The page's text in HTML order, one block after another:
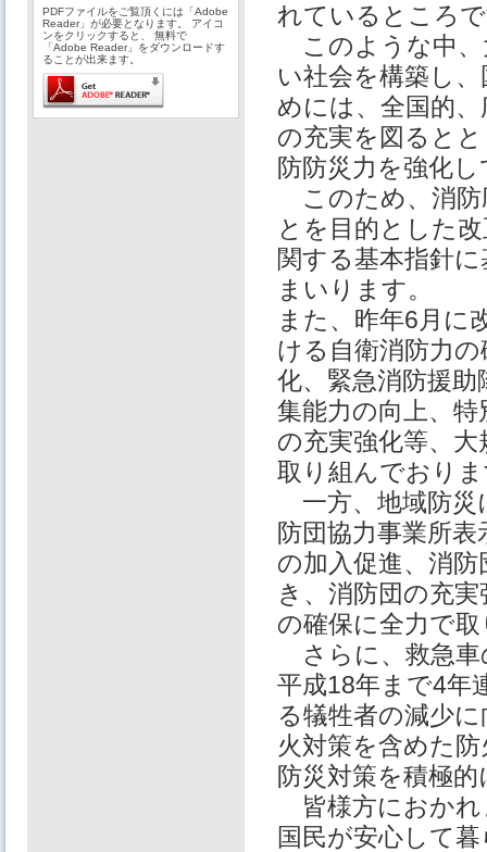
PDFファイルをご覧頂くには「Adobe
Reader」が必要となります。 アイコ
ンをクリックすると、 無料で
「Adobe Reader」をダウンロードす
ることが出来ます。
れているところ
このような中、
い社会を構築し
めには、全国的
の充実を図ると
防防災力を強化
このため、消防
とを目的とした
関する基本指針
まいります。
また、昨年6月に
ける自衛消防力
化、緊急消防援
集能力の向上、
の充実強化等、
取り組んでおり
一方、地域防災
防団協力事業所
の加入促進、消
き、消防団の充
の確保に全力で
さらに、救急車
平成18年まで4年
る犠牲者の減少
火対策を含めた
防災対策を積極
皆様方におかれ
国民が安心して